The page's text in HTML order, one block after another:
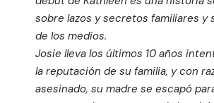
sobre lazos y secretos familiares y
de los medios.
Josie lleva los últimos 10 años
la reputación de su familia, y con
asesinado, su madre se escapó